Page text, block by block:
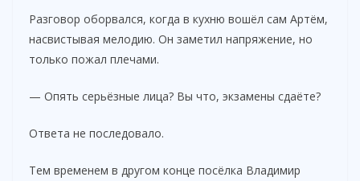
Разговор оборвался, когда в кухню вошёл сам Артём,
насвистывая мелодию. Он заметил напряжение, но
только пожал плечами.
— Опять серьёзные лица? Вы что, экзамены сдаёте?
Ответа не последовало.
Тем временем в другом конце посёлка Владимир